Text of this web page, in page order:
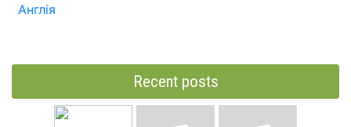
Англія
Recent posts